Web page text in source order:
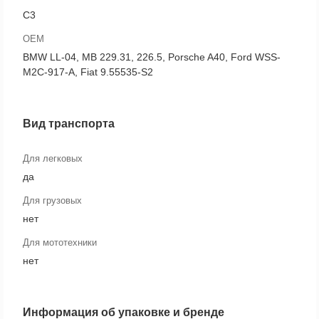
C3
OEM
BMW LL-04, MB 229.31, 226.5, Porsche A40, Ford WSS-
M2C-917-A, Fiat 9.55535-S2
Вид транспорта
Для легковых
да
Для грузовых
нет
Для мототехники
нет
Информация об упаковке и бренде